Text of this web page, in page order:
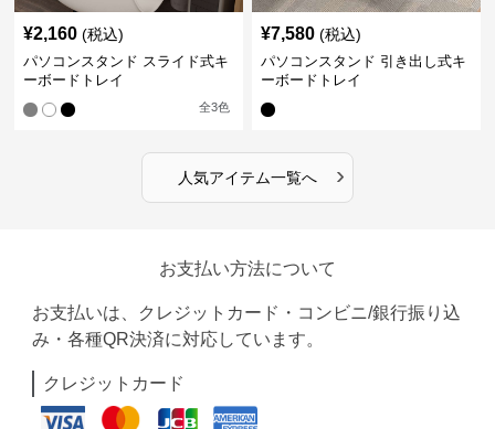
¥2,160 (税込)
パソコンスタンド スライド式キ
ーボードトレイ
全3色
¥7,580 (税込)
パソコンスタンド 引き出し式キ
ーボードトレイ
人気アイテム一覧へ ›
お支払い方法について
お支払いは、クレジットカード・コンビニ/銀行振り込
み・各種QR決済に対応しています。
クレジットカード